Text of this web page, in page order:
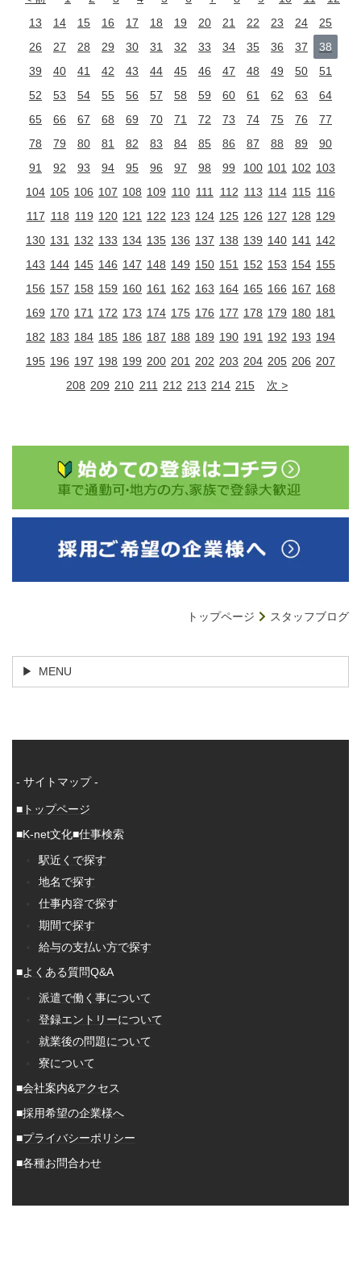
13
14 15 16 17 18 19 20 21 22 23 24
25
26
27 28 29 30 31 32 33 34 35 36 37
38
39
40 41 42 43 44 45 46 47 48 49 50
51
52
53 54 55 56 57 58 59 60 61 62 63
64
65
66 67 68 69 70 71 72 73 74 75 76
77
78
79 80 81 82 83 84 85 86 87 88 89
90
91
92 93 94 95 96 97 98 99 100 101 102 103
104 105 106 107 108 109 110 111 112 113 114 115 116
117 118 119 120 121 122 123 124 125 126 127 128 129
130 131 132 133 134 135 136 137 138 139 140 141
142
143 144 145 146 147 148 149 150 151 152 153 154 155
156 157 158 159 160 161 162 163 164 165 166 167 168
169 170 171 172 173 174 175 176 177 178 179 180 181
182 183 184 185 186 187 188 189 190 191 192 193 194
195 196 197 198 199 200 201 202 203 204 205 206 207
208 209 210 211 212 213 214 215 次
トップページ スタッフブログ
MENU
- サイトマップ -
■トップページ
■K-net文化■仕事検索
駅近くで探す
地名で探す
仕事内容で探す
期間で探す
給与の支払い方で探す
■よくある質問Q&A
派遣で働く事について
登録エントリーについて
就業後の問題について
寮について
■会社案内&アクセス
■採用希望の企業様へ
■プライバシーポリシー
■各種お問合わせ